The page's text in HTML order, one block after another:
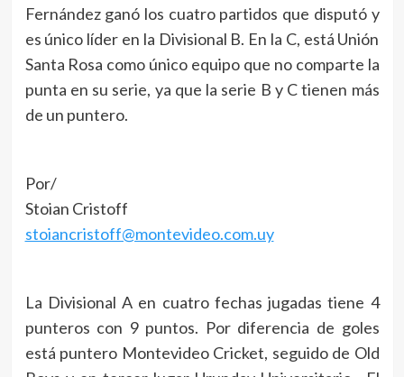
Fernández ganó los cuatro partidos que disputó y
es único líder en la Divisional B. En la C, está Unión
Santa Rosa como único equipo que no comparte la
punta en su serie, ya que la serie B y C tienen más
de un puntero.
Por/
Stoian Cristoff
stoiancristoff@montevideo.com.uy
La Divisional A en cuatro fechas jugadas tiene 4
punteros con 9 puntos. Por diferencia de goles
está puntero Montevideo Cricket, seguido de Old